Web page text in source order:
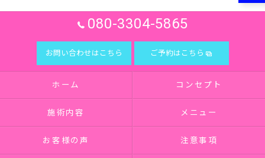
080-3304-5865
お問い合わせはこちら ご予約はこちら
ホーム コンセプト
施術内容 メニュー
お客様の声 注意事項